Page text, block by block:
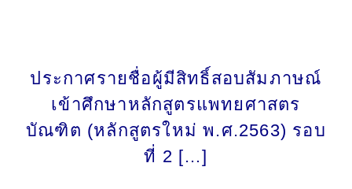
ประกาศรายชื่อผู้มีสิทธิ์สอบสัมภาษณ์
เข้าศึกษาหลักสูตรแพทยศาสตร
บัณฑิต (หลักสูตรใหม่ พ.ศ.2563) รอบ
ที่ 2 […]